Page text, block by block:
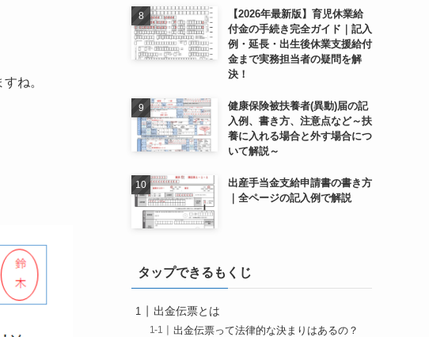
ね。
【2026年最新版】育児休業給
付金の手続き完全ガイド｜記入
例・延長・出生後休業支援給付
金まで実務担当者の疑問を解
決！
健康保険被扶養者(異動)届の記
入例、書き方、注意点など～扶
養に入れる場合と外す場合につ
いて解説～
出産手当金支給申請書の書き方
｜全ページの記入例で解説
タップできるもくじ
出金伝票とは
出金伝票って法律的な決まりはあるの？